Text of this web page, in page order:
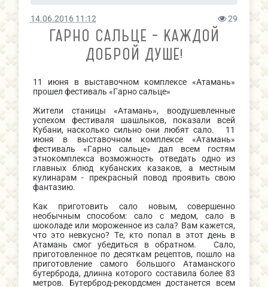
14.06.2016 11:12 29
ГАРНО САЛЬЦЕ – КАЖДОЙ
ДОБРОЙ ДУШЕ!
11 июня в выставочном комплексе «Атамань»
прошел фестиваль «Гарно сальце»
Жители станицы «Атамань», воодушевленные
успехом фестиваля шашлыков, показали всей
Кубани, насколько сильно они любят сало. 11
июня в выставочном комплексе «Атамань»
фестиваль «Гарно сальце» дал всем гостям
этнокомплекса возможность отведать одно из
главных блюд кубанских казаков, а местным
кулинарам - прекрасный повод проявить свою
фантазию.
Как приготовить сало новым, совершенно
необычным способом: сало с медом, сало в
шоколаде или мороженное из сала? Вам кажется,
что это невкусно? Те, кто попал в этот день в
Атамань смог убедиться в обратном. Сало,
приготовленное по десяткам рецептов, пошло на
приготовление самого большого Атаманского
бутерброда, длинна которого составила более 83
метров. Бутерброд-рекордсмен достанется всем